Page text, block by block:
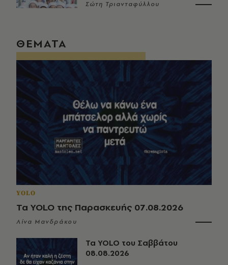
Σώτη Τριανταφύλλου
ΘΕΜΑΤΑ
YOLO
Τα YOLO της Παρασκευής 07.08.2026
Λίνα Μανδράκου
Τα YOLO του Σαββάτου
08.08.2026